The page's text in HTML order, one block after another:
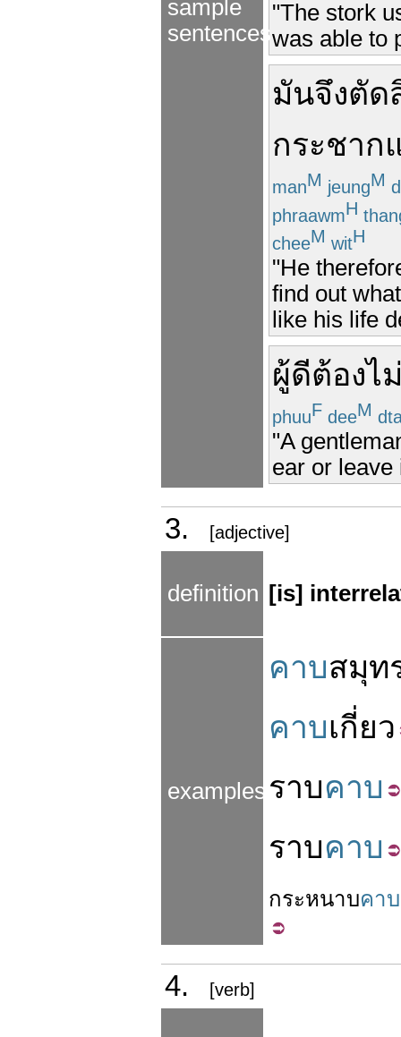
sample
sentences
"The stork
was able to
มันจึงตัด
กระชาก
manM jeungM
phraawmH
cheeM witH
"He
find out
like his life
ผู้ดีต้องไ
phuuF deeM
"A
ear or leave
3. [adjective]
definition [is]
examples
คาบสมุท
คาบเกี่ยว
ราบคาบ
ราบคาบ
กระหนาบคาบ
4. [verb]